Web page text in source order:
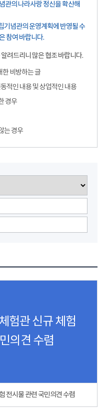
관의 나라사랑 정신을 확산해
기념관의 운영계획에 반영될 수
참여 바랍니다.
려드리니 많은 협조 바랍니다.
한 비방하는 글
적인 내용 및 상업적인 내용
경우
는 경우
험관 신규 체험
의견 수렴
전시물 관련 국민의견 수렴